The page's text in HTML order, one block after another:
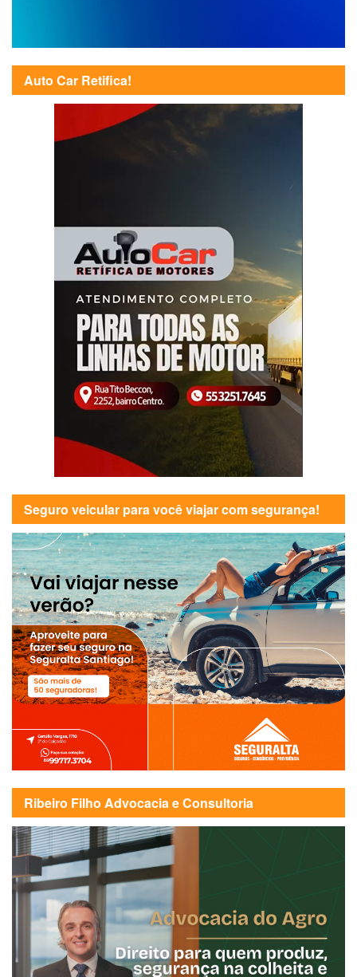
Auto Car Retifica!
Seguro veicular para você viajar com segurança!
Ribeiro Filho Advocacia e Consultoria